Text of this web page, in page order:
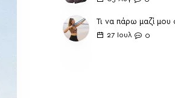
27 Ιουλ 0